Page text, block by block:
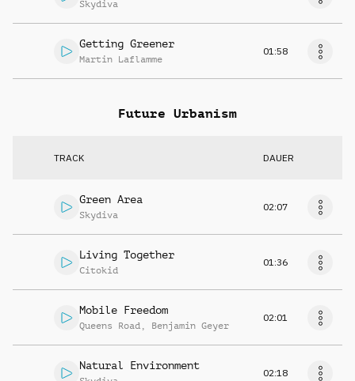
Skydiva
Getting Greener
Martin Laflamme
01:58
Future Urbanism
TRACK DAUER
Green Area
Skydiva
02:07
Living Together
Citokid
01:36
Mobile Freedom
Queens Road , Benjamin Geyer
02:01
Natural Environment
02:18